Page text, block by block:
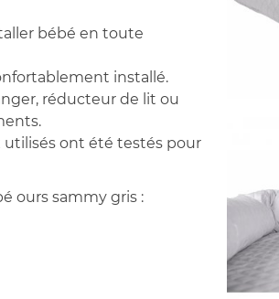
bébé en toute
installé.
réducteur de lit ou
utilisés ont été testés pour
ours sammy gris :